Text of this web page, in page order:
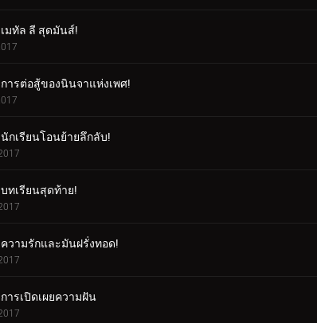
มทัล ลี สุดมันส์!
ารต่อสู้ของนินจาแห่งเพศ!
กเรียนโอนย้ายลึกลับ!
ทเรียนสุดท้าย!
วามรักและมันฝรั่งทอด!
ารเปิดเผยความฝัน